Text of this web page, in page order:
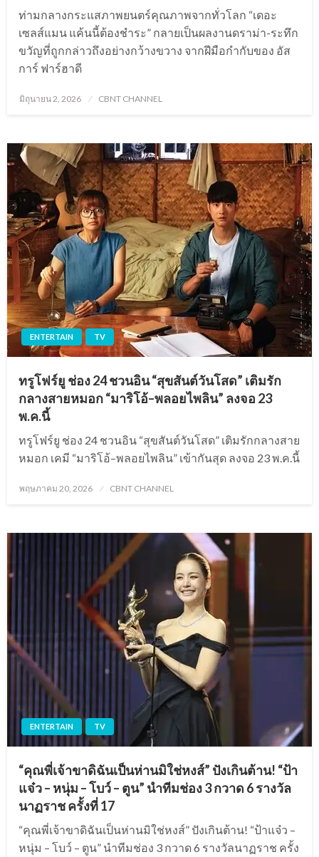
ท่ามกลางกระแสภาพยนตร์คุณภาพจากทั่วโลก “เดอะ
เซลส์แมน แค้นนี้ต้องชำระ” กลายเป็นผลงานดราม่า-ระทึก
ขวัญที่ถูกกล่าวถึงอย่างกว้างขวาง จากฝีมือกำกับของ อัส
การ์ ฟาร์ฮาดี
Posted
on
มิถุนายน 2, 2026 CBNT CHANNEL
ENTERTAIN TV
ทรูโฟร์ยู ช่อง 24 ชวนอิน “สุขสันต์วันโสด” เติมรัก
กลางสายหมอก “มาริโอ้–พลอยไพลิน” ลงจอ 23
พ.ค.นี้
ทรูโฟร์ยู ช่อง 24 ชวนอิน “สุขสันต์วันโสด” เติมรักกลางสาย
หมอก เคมี “มาริโอ้–พลอยไพลิน” เข้ากันสุด ลงจอ 23 พ.ค.นี้
Posted
พฤษภาคม 20, 2026 CBNT CHANNEL
ENTERTAIN TV
“คุณพี่เจ้าขาดิฉันเป็นห่านมิใช่หงส์” ปังเกินต้าน! “ป้า
แจ๋ว – หนุ่ม – โบว์ – ตูน” นำทีมช่อง 3 กวาด 6 รางวัล
นาฏราช ครั้งที่ 17
“คุณพี่เจ้าขาดิฉันเป็นห่านมิใช่หงส์” ปังเกินต้าน! “ป้าแจ๋ว –
หนุ่ม – โบว์ – ตูน” นำทีมช่อง 3 กวาด 6 รางวัลนาฏราช ครั้ง